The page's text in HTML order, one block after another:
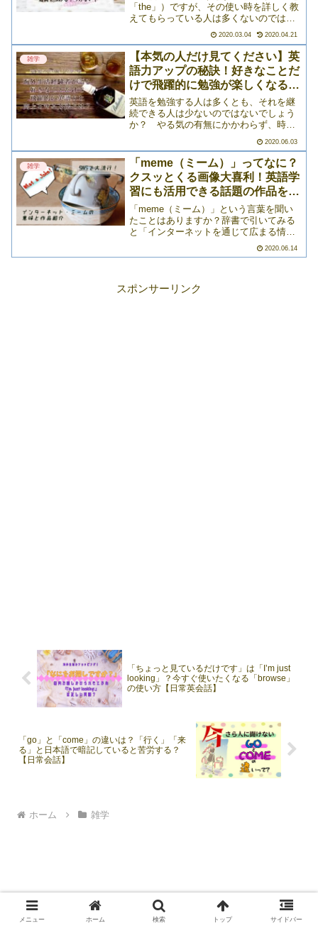
「the」）ですが、その使い時を詳しく教
えてもらっている人は多くないのではな
いでしょうか？モカ「a」と「the」ぐら
いテキトー、テキトー！と思っている人
もいるかもしれませんが、使い道によっ
ては意味が変わ>>>
2020.03.04 2020.04.21
雑学
【本気の人だけ見てください】英
語力アップの秘訣！好きなことだ
けで飛躍的に勉強が楽しくなる方
法4選
英語を勉強する人は多くとも、それを継
続できる人は少ないのではないでしょう
か？ やる気の有無にかかわらず、時間
かしてしまいがちですよね。でもそれっ
て実は、「英語学習が好きになりきれて
いないから」なのかもしれ>>>
2020.06.03
雑学
「meme（ミーム）」ってなに？
クスッとくる画像大喜利！英語学
習にも活用できる話題の作品を紹
介
「meme（ミーム）」という言葉を聞い
たことはありますか？辞書で引いてみる
と「インターネットを通じて広まる情
「なんのこっちゃ？」ですよね。インタ
2020.06.14
スポンサーリンク
「ちょっと見ているだけです」は「I’m just
looking」？今すぐ使いたくなる「browse」
の使い方【日常英会話】
「go」と「come」の違いは？「行く」「来
る」と日本語で暗記していると苦労する？
【日常会話】
ホーム 雑学
Privacy Policy
メニュー ホーム 検索 トップ サイドバー